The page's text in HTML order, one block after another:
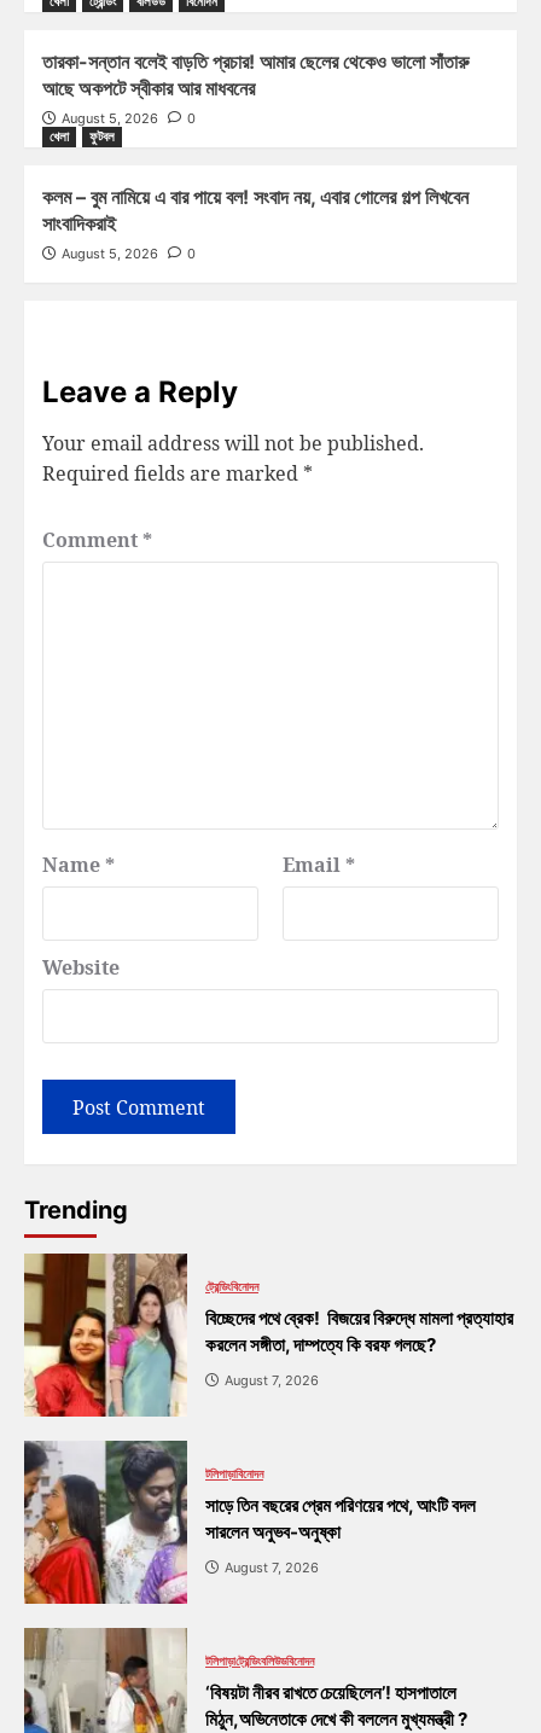
তারকা-সন্তান বলেই বাড়তি প্রচার! আমার ছেলের থেকেও ভালো সাঁতারু
আছে অকপটে স্বীকার আর মাধবনের
August 5, 2026
0
খেলা
ফুটবল
কলম – বুম নামিয়ে এ বার পায়ে বল! সংবাদ নয়, এবার গোলের গল্প লিখবেন
সাংবাদিকরাই
August 5, 2026 0
Leave a Reply
Your email address will not be published.
Required fields are marked *
Comment *
Name * Email *
Website
Trending
ট্রেন্ডিংবিনোদন
বিচ্ছেদের পথে ব্রেক! বিজয়ের বিরুদ্ধে মামলা প্রত্যাহার
করলেন সঙ্গীতা, দাম্পত্যে কি বরফ গলছে?
August 7, 2026
টলিপাড়াবিনোদন
সাড়ে তিন বছরের প্রেম পরিণয়ের পথে, আংটি বদল
সারলেন অনুভব-অনুষ্কা
August 7, 2026
টলিপাড়াট্রেন্ডিংবলিউডবিনোদন
‘বিষয়টা নীরব রাখতে চেয়েছিলেন’! হাসপাতালে
মিঠুন,অভিনেতাকে দেখে কী বললেন মুখ্যমন্ত্রী ?